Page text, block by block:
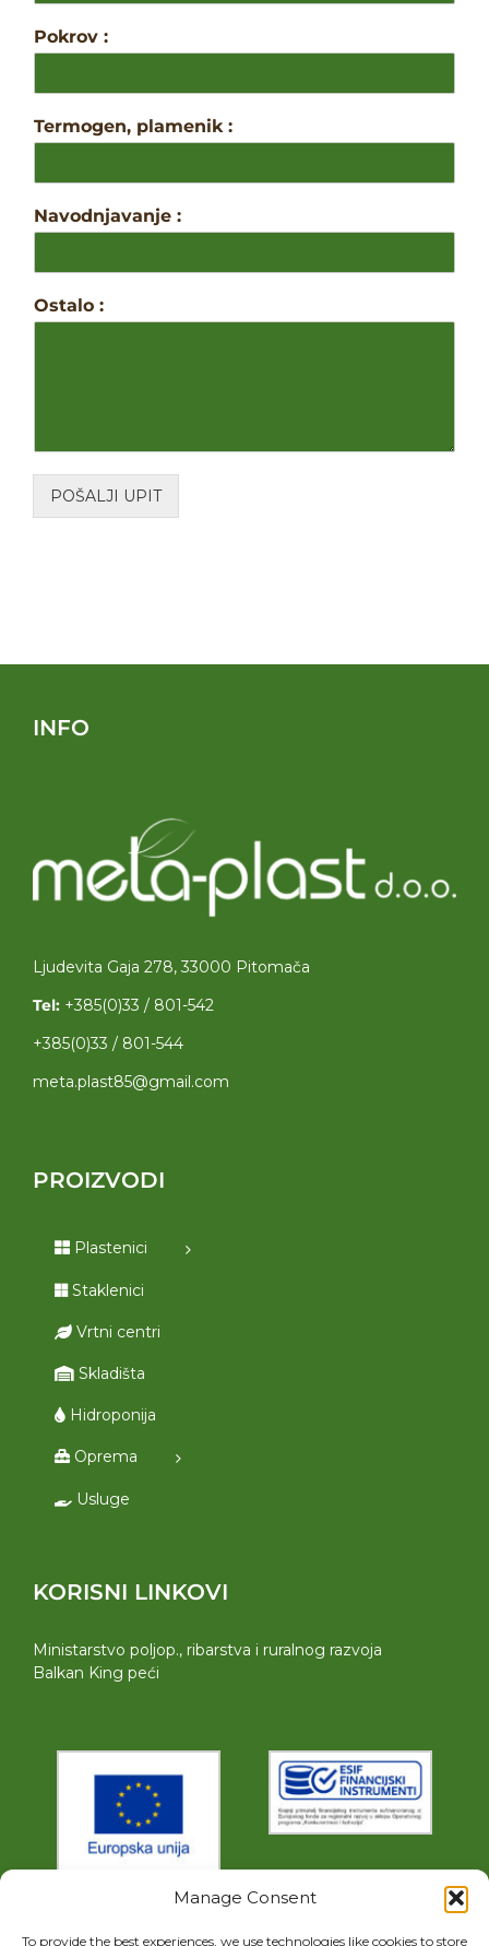
Manage Consent
To provide the best experiences, we use technologies like cookies to store
Pokrov :
Termogen, plamenik :
Navodnjavanje :
Ostalo :
POŠALJI UPIT
INFO
Ljudevita Gaja 278, 33000 Pitomača
Tel: +385(0)33 / 801-542
+385(0)33 / 801-544
meta.plast85@gmail.com
PROIZVODI
Plastenici
Staklenici
Vrtni centri
Skladišta
Hidroponija
Oprema
Usluge
KORISNI LINKOVI
Ministarstvo poljop., ribarstva i ruralnog razvoja
Balkan King peći